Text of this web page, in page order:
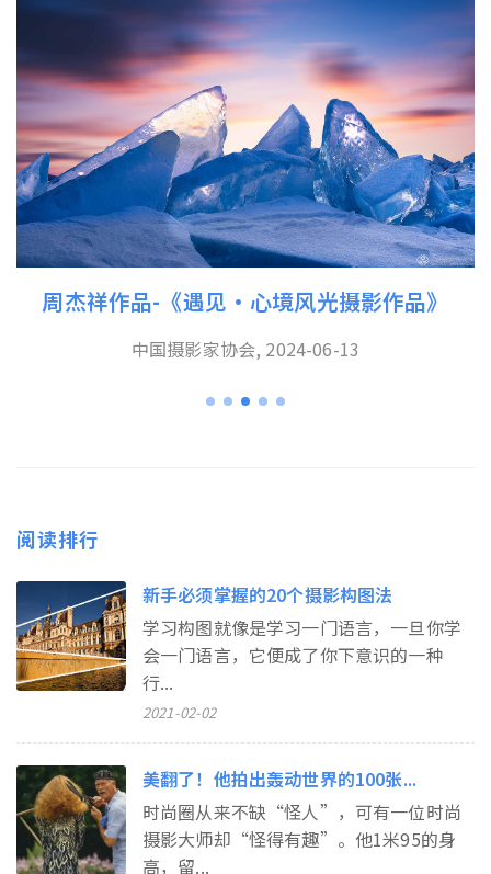
周杰祥作品-《遇见·心境风光摄影作品》
中国摄影家协会, 2024-06-13
阅读排行
新手必须掌握的20个摄影构图法
学习构图就像是学习一门语言，一旦你学
会一门语言，它便成了你下意识的一种
行...
2021-02-02
美翻了！他拍出轰动世界的100张...
时尚圈从来不缺“怪人”，可有一位时尚
摄影大师却“怪得有趣”。他1米95的身
高，留...